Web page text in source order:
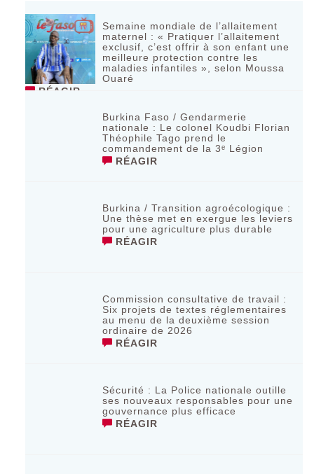
Semaine mondiale de l’allaitement
maternel : « Pratiquer l’allaitement
exclusif, c’est offrir à son enfant une
meilleure protection contre les
maladies infantiles », selon Moussa
Ouaré
RÉAGIR
Burkina Faso / Gendarmerie
nationale : Le colonel Koudbi Florian
Théophile Tago prend le
commandement de la 3ᵉ Légion
RÉAGIR
Burkina / Transition agroécologique :
Une thèse met en exergue les leviers
pour une agriculture plus durable
RÉAGIR
Commission consultative de travail :
Six projets de textes réglementaires
au menu de la deuxième session
ordinaire de 2026
RÉAGIR
Sécurité : La Police nationale outille
ses nouveaux responsables pour une
gouvernance plus efficace
RÉAGIR